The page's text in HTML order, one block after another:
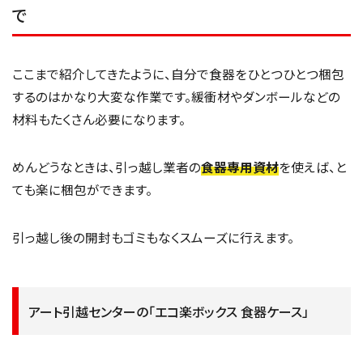
で
ここまで紹介してきたように、自分で食器をひとつひとつ梱包
するのはかなり大変な作業です。緩衝材やダンボールなどの
材料もたくさん必要になります。
めんどうなときは、引っ越し業者の食器専用資材を使えば、と
ても楽に梱包ができます。
引っ越し後の開封もゴミもなくスムーズに行えます。
アート引越センターの「エコ楽ボックス 食器ケース」